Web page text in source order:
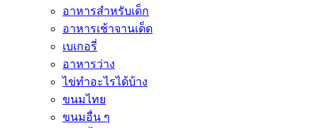
อาหารสำหรับเด็ก
อาหารเช้าจานเด็ด
เบเกอรี่
อาหารว่าง
ไข่ทำอะไรได้บ้าง
ขนมไทย
ขนมอื่น ๆ